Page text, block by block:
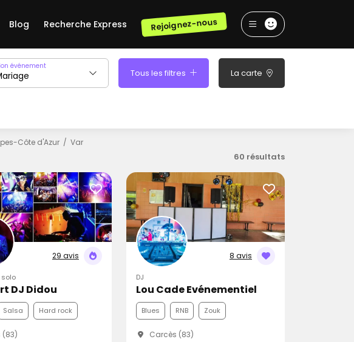
Blog Recherche Express Rejoignez-nous
événement
Tous les filtres La carte
Côte d'Azur Var
60 résultats
29 avis
solo
DJ Didou
Salsa Hard rock
(83)
8 avis
DJ
Lou Cade Evénementiel
Blues RNB Zouk
Carcès (83)